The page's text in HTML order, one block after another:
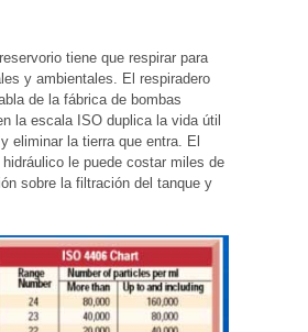
tiene que respirar para
y ambientales. El respiradero
de la fábrica de bombas
la escala ISO duplica la vida útil
eliminar la tierra que entra. El
le puede costar miles de
sobre la filtración del tanque y